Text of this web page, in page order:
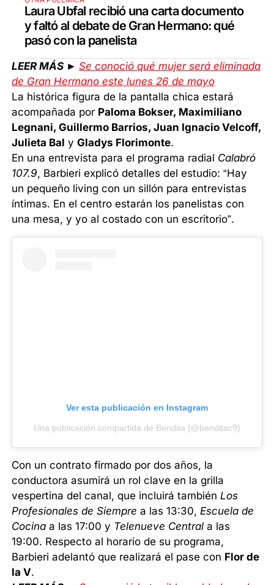
Laura Ubfal recibió una carta documento
y faltó al debate de Gran Hermano: qué
pasó con la panelista
LEER MÁS ►Se conoció qué mujer será eliminada
de Gran Hermano este lunes 26 de mayo
La histórica figura de la pantalla chica estará
acompañada por Paloma Bokser, Maximiliano
Legnani, Guillermo Barrios, Juan Ignacio Velcoff,
Julieta Bal yGladys Florimonte.
En una entrevista para el programa radial Calabró
107.9, Barbieri explicó detalles del estudio: “Hay
un pequeño living con un sillón para entrevistas
íntimas. En el centro estarán los panelistas con
una mesa, y yo al costado con un escritorio”.
Ver esta publicación en Instagram
Una publicación compartida de Bendita (@benditac9)
Con un contrato firmado por dos años, la
conductora asumirá un rol clave en la grilla
vespertina del canal, que incluirá tambiénLos
Profesionales de Siempre a las 13:30,Escuela de
Cocina a las 17:00 y Telenueve Central a las
19:00. Respecto al horario de su programa,
Barbieri adelantó que realizará el pase con Flor de
la V.